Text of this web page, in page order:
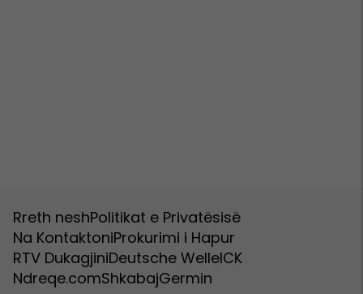
Rreth neshPolitikat e Privatësisë
Na KontaktoniProkurimi i Hapur
RTV DukagjiniDeutsche WelleICK
Ndreqe.comShkabajGermin